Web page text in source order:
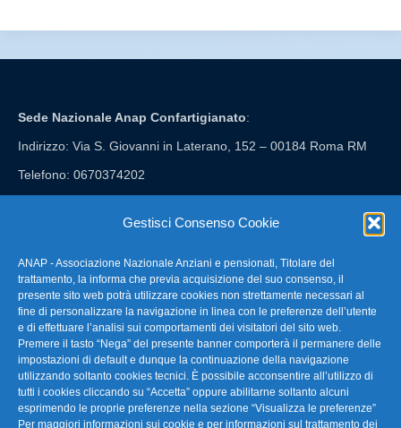
Gestisci Consenso Cookie
ANAP - Associazione Nazionale Anziani e pensionati, Titolare del
trattamento, la informa che previa acquisizione del suo consenso, il
presente sito web potrà utilizzare cookies non strettamente necessari al
fine di personalizzare la navigazione in linea con le preferenze dell’utente
e di effettuare l’analisi sui comportamenti dei visitatori del sito web.
Premere il tasto “Nega” del presente banner comporterà il permanere delle
impostazioni di default e dunque la continuazione della navigazione
utilizzando soltanto cookies tecnici. È possibile acconsentire all’utilizzo di
tutti i cookies cliccando su “Accetta” oppure abilitarne soltanto alcuni
esprimendo le proprie preferenze nella sezione “Visualizza le preferenze”
Per maggiori informazioni sui cookie e per informazioni sul trattamento dei
Sede Nazionale Anap Confartigianato:
Indirizzo: Via S. Giovanni in Laterano, 152 – 00184 Roma RM
Telefono: 0670374202
FAQ – Domande Frequenti
La nostra Newsletter
Link Utili
TG Confartigianato